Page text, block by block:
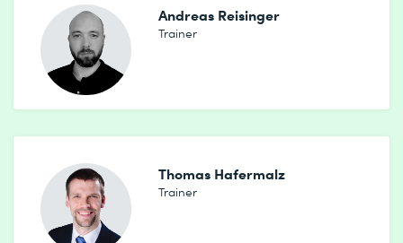
Andreas Reisinger
Trainer
Thomas Hafermalz
Trainer